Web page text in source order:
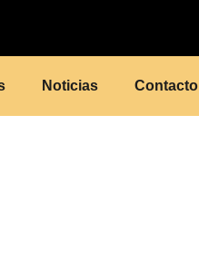
Noticias Contacto